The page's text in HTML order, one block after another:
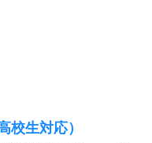
校生対応）